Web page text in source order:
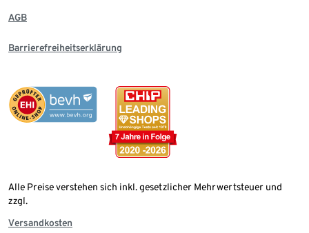
AGB
Barrierefreiheitserklärung
Alle Preise verstehen sich inkl. gesetzlicher Mehrwertsteuer und
zzgl.
Versandkosten